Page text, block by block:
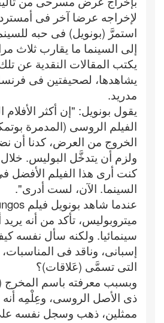
لإخراجه عرضا آخر فى
استمرَّ (بونويل) فى حبه
إلى السينما ما يقارب ثلاث
يكتب المقالات النقدية عن تلك
يشاهدها، لصحيفتين فى
مدريد.
يقول بونويل: "إن أكثر
الفيلم الروسى (المدمرة
الخروج من العرض، كدنا أن
ولزم أن يتدخَّل البوليس.
كنت أرى هذا الفيلم الأفضل
السينما. الآن، لست أدرى".
ميتروبوليس، تأكد من أنه
سينمائيا. ولكنه سأل نفسه
إسبانى، وناقد فى
التى تسمَّى (عَلاقات)؟
وبسبب معرفته باسم المخرج
ذى الأصل الروسى، وعِلْمِه
ممثلين، ذهب وسجل نفسه